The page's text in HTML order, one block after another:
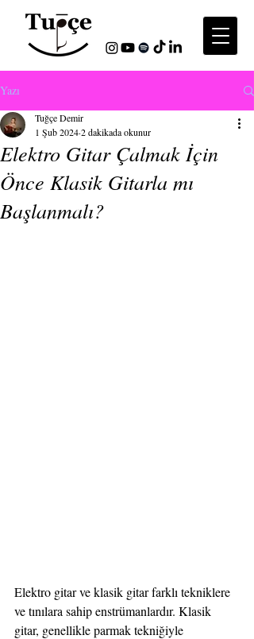
Yazı
Elektro Gitar Çalmak İçin
Önce Klasik Gitarla mı
Başlanmalı?
Tuğçe Demir
1 Şub 20242 dakikada okunur
Elektro gitar ve klasik gitar farklı tekniklere
ve tınılara sahip enstrümanlardır. Klasik
gitar, genellikle parmak tekniğiyle